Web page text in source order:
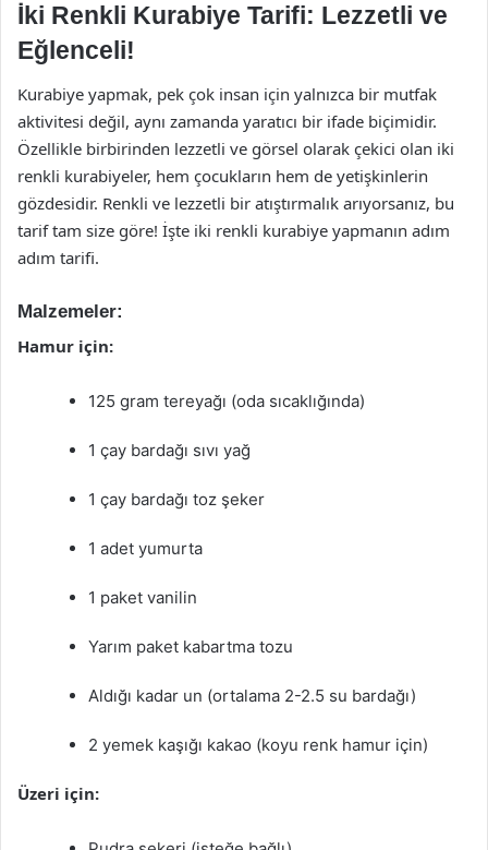
İki Renkli Kurabiye Tarifi: Lezzetli ve
Eğlenceli!
Kurabiye yapmak, pek çok insan için yalnızca bir mutfak
aktivitesi değil, aynı zamanda yaratıcı bir ifade biçimidir.
Özellikle birbirinden lezzetli ve görsel olarak çekici olan iki
renkli kurabiyeler, hem çocukların hem de yetişkinlerin
gözdesidir. Renkli ve lezzetli bir atıştırmalık arıyorsanız, bu
tarif tam size göre! İşte iki renkli kurabiye yapmanın adım
adım tarifi.
Malzemeler:
Hamur için:
125 gram tereyağı (oda sıcaklığında)
1 çay bardağı sıvı yağ
1 çay bardağı toz şeker
1 adet yumurta
1 paket vanilin
Yarım paket kabartma tozu
Aldığı kadar un (ortalama 2-2.5 su bardağı)
2 yemek kaşığı kakao (koyu renk hamur için)
Üzeri için: